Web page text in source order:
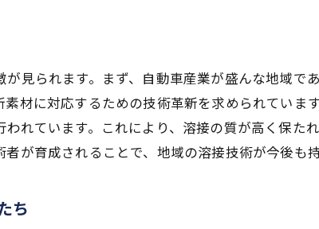
デジタルトランスフォーメーショ
溶接管理の効率化と精度向上
現場が直面する課題とその解決策
見られます。まず、自動車産業が盛んな地域
材に対応するための技術革新を求められていま
れています。これにより、溶接の質が高く保た
が育成されることで、地域の溶接技術が今後も
ち